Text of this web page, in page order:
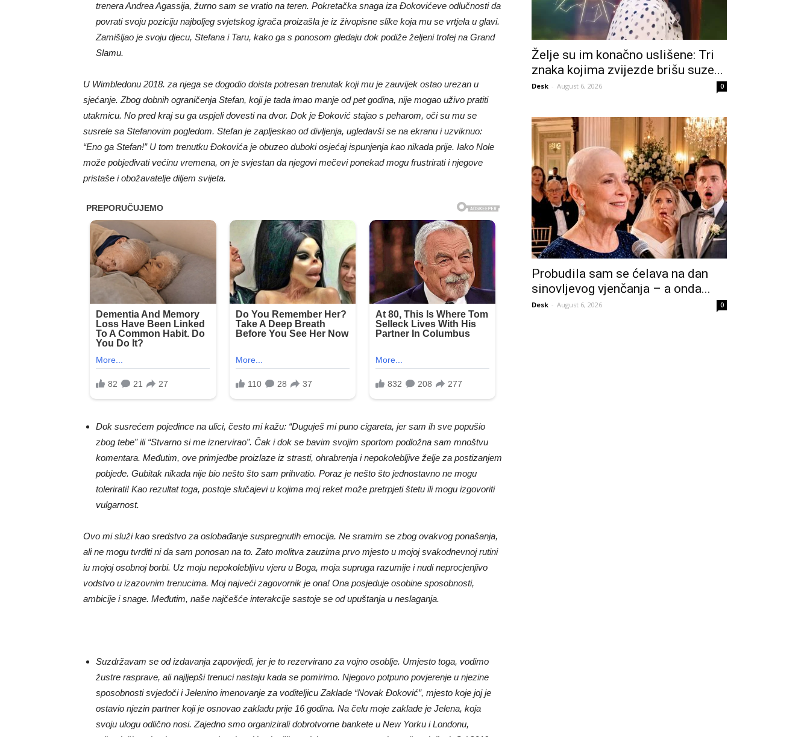
trenera Andrea Agassija, žurno sam se vratio na teren. Pokretačka snaga iza Đokovićeve odlučnosti da
povrati svoju poziciju najboljeg svjetskog igrača proizašla je iz živopisne slike koja mu se vrtjela u glavi.
Zamišljao je svoju djecu, Stefana i Taru, kako ga s ponosom gledaju dok podiže željeni trofej na Grand
Slamu.
U Wimbledonu 2018. za njega se dogodio doista potresan trenutak koji mu je zauvijek ostao urezan u
sjećanje. Zbog dobnih ograničenja Stefan, koji je tada imao manje od pet godina, nije mogao uživo pratiti
utakmicu. No pred kraj su ga uspjeli dovesti na dvor. Dok je Đoković stajao s peharom, oči su mu se
susrele sa Stefanovim pogledom. Stefan je zapljeskao od divljenja, ugledavši se na ekranu i uzviknuo:
“Eno ga Stefan!” U tom trenutku Đokovića je obuzeo duboki osjećaj ispunjenja kao nikada prije. Iako Nole
može pobjeđivati ​​većinu vremena, on je svjestan da njegovi mečevi ponekad mogu frustrirati i njegove
pristaše i obožavatelje diljem svijeta.
Dok susrećem pojedince na ulici, često mi kažu: “Duguješ mi puno cigareta, jer sam ih sve popušio
zbog tebe” ili “Stvarno si me iznervirao”. Čak i dok se bavim svojim sportom podložna sam mnoštvu
komentara. Međutim, ove primjedbe proizlaze iz strasti, ohrabrenja i nepokolebljive želje za postizanjem
pobjede. Gubitak nikada nije bio nešto što sam prihvatio. Poraz je nešto što jednostavno ne mogu
tolerirati! Kao rezultat toga, postoje slučajevi u kojima moj reket može pretrpjeti štetu ili mogu izgovoriti
vulgarnost.
Ovo mi služi kao sredstvo za oslobađanje suspregnutih emocija. Ne sramim se zbog ovakvog ponašanja,
ali ne mogu tvrditi ni da sam ponosan na to. Zato molitva zauzima prvo mjesto u mojoj svakodnevnoj rutini
iu mojoj osobnoj borbi. Uz moju nepokolebljivu vjeru u Boga, moja supruga razumije i nudi neprocjenjivo
vodstvo u izazovnim trenucima. Moj najveći zagovornik je ona! Ona posjeduje osobine sposobnosti,
ambicije i snage. Međutim, naše najčešće interakcije sastoje se od upuštanja u neslaganja.
Suzdržavam se od izdavanja zapovijedi, jer je to rezervirano za vojno osoblje. Umjesto toga, vodimo
žustre rasprave, ali najljepši trenuci nastaju kada se pomirimo. Njegovo potpuno povjerenje u njezine
sposobnosti svjedoči i Jelenino imenovanje za voditeljicu Zaklade “Novak Đoković”, mjesto koje joj je
ostavio njezin partner koji je osnovao zakladu prije 16 godina. Na čelu moje zaklade je Jelena, koja
svoju ulogu odlično nosi. Zajedno smo organizirali dobrotvorne bankete u New Yorku i Londonu,
Želje su im konačno uslišene: Tri
znaka kojima zvijezde brišu suze...
Desk - August 6, 2026 0
Probudila sam se ćelava na dan
sinovljevog vjenčanja – a onda...
Desk - August 6, 2026 0